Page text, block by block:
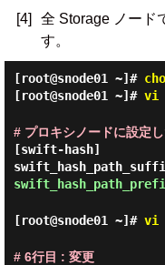
[4]
全 Storage ノード
す。
[root@snode01 ~]#
[root@snode01 ~]# vi
# プロキシノードに設定
[swift-hash]
[root@snode01 ~]# vi
# 6行目 : 変更